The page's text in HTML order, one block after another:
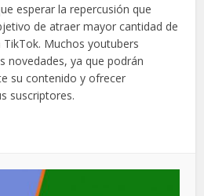
esperar la repercusión que
de atraer mayor cantidad de
Muchos youtubers
novedades, ya que podrán
su contenido y ofrecer
suscriptores.